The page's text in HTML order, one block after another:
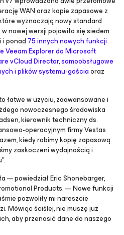
WANorazkopie zapasowe z
wyznaczają nowy standard
nowej wersji pojawiło się siedem
ponad 75 innych nowych funkcji
Veeam Explorer do Microsoft
vCloud Director,samoobsługowe
i plików systemu-gościaoraz
łatwe w użyciu, zaawansowane i
nowoczesnego środowiska
kierownik techniczny ds.
operacyjnym firmy Vestas
kiedy robimy kopię zapasową
zaskoczeni wydajnością i
— powiedział Eric Shonebarger,
Products. — Nowe funkcji
pozwoliły mi nareszcie
Mówiąc ściślej, nie muszę już
aby przenosić dane do naszego